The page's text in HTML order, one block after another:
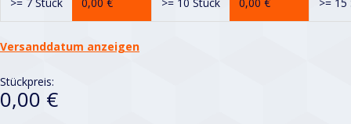
Versanddatum anzeigen
Stückpreis:
0,00 €